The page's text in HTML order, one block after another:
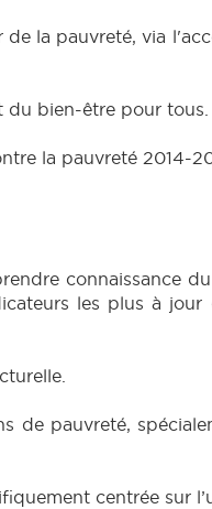
la pauvreté, via
bien-être pour tous.
la pauvreté 2014-
connaissance
les plus à jour
de pauvreté,
centrée sur